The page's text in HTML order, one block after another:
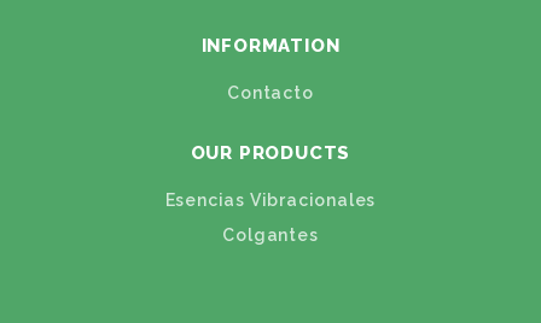
INFORMATION
Contacto
OUR PRODUCTS
Esencias Vibracionales
Colgantes